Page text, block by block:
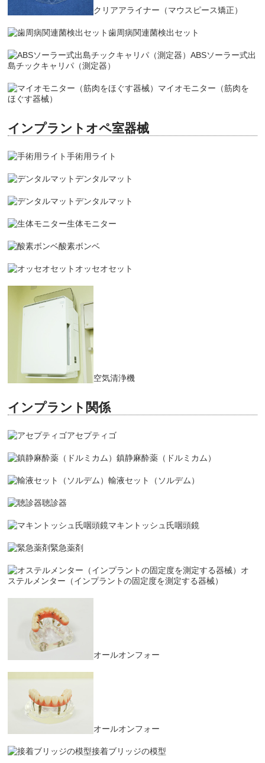
クリアアライナー（マウスピース矯正）
歯周病関連菌検出セット
ABSソーラー式出
島チックキャリパ（測定器）
マイオモニター（筋肉を
ほぐす器械）
インプラントオペ室器械
手術用ライト
デンタルマット
デンタルマット
生体モニター
酸素ボンベ
オッセオセット
空気清浄機
インプラント関係
アセプティゴ
鎮静麻酔薬（ドルミカム）
輸液セット（ソルデム）
聴診器
マキントッシュ氏咽頭鏡
緊急薬剤
オ
ステルメンター（インプラントの固定度を測定する器械）
オールオンフォー
オールオンフォー
接着ブリッジの模型